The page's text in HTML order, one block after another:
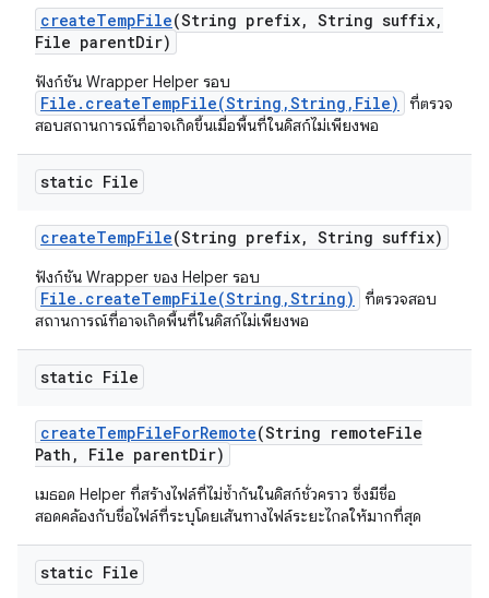
createTempFile(String prefix, String suffix,
File parentDir)
ฟังก์ชัน Wrapper Helper รอบ
File.createTempFile(String,String,File)
ที่ตรวจ
สอบสถานการณ์ที่อาจเกิดขึ้นเมื่อพื้นที่ในดิสก์ไม่เพียงพอ
static File
createTempFile(String prefix, String suffix)
ฟังก์ชัน Wrapper ของ Helper รอบ
File.createTempFile(String,String)
ที่ตรวจสอบ
สถานการณ์ที่อาจเกิดพื้นที่ในดิสก์ไม่เพียงพอ
static File
createTempFileForRemote(String remoteFile
Path , File parentDir)
เมธอด Helper ที่สร้างไฟล์ที่ไม่ซ้ำกันในดิสก์ชั่วคราว ซึ่งมีชื่อ
สอดคล้องกับชื่อไฟล์ที่ระบุโดยเส้นทางไฟล์ระยะไกลให้มากที่สุด
static File